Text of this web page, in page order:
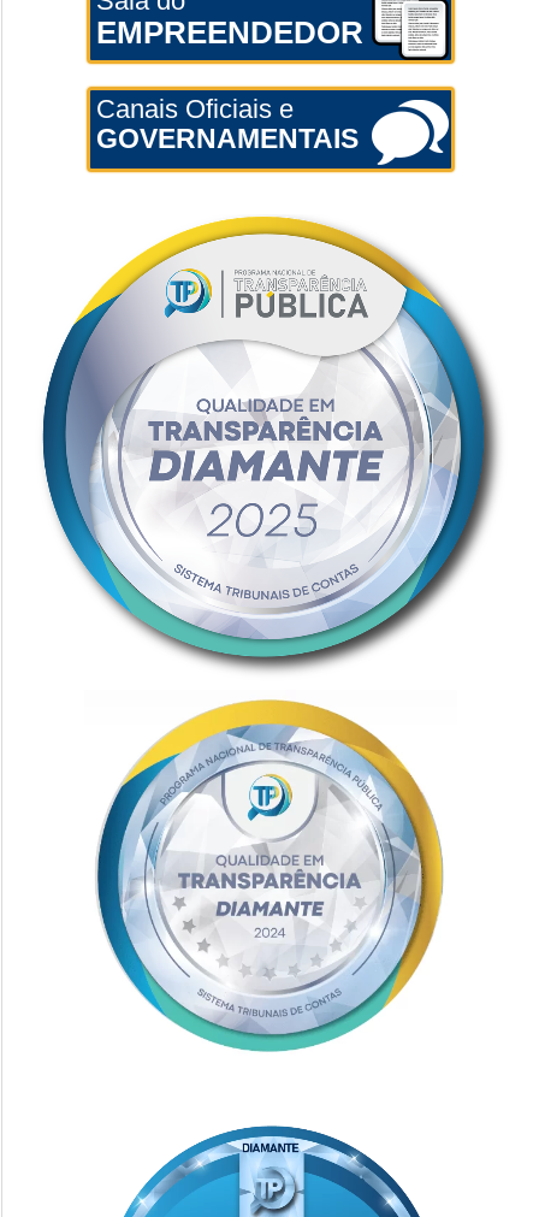
EMPREENDEDOR
Canais Oficiais e
GOVERNAMENTAIS